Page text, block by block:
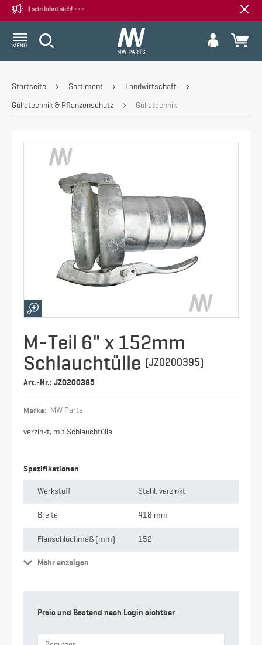
+++ Wenn weg, dann
Startseite Sortiment Landwirtschaft
Gülletechnik & Pflanzenschutz Gülletechnik
M-Teil 6" x 152mm
Schlauchtülle (JZ0200395)
Art.-Nr.: JZ0200395
Marke: MW Parts
verzinkt, mit Schlauchtülle
Spezifikationen
Werkstoff Stahl, verzinkt
Breite 418 mm
Flanschlochmaß (mm) 152
Stärke
Mehr anzeigen
Preis und Bestand nach Login sichtbar